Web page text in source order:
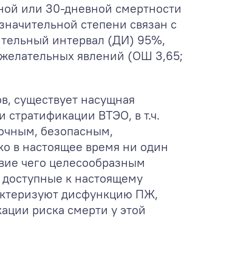
или 30-дневной смертности
степени связан с
интервал (ДИ) 95%,
явлений (ОШ 3,65;
существует насущная
стратификации ВТЭО, в т.ч.
безопасным,
в настоящее время ни один
чего целесообразным
к настоящему
дисфункцию ПЖ,
риска смерти у этой